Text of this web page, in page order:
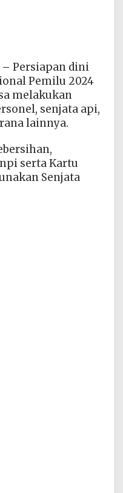
– Persiapan dini
Pemilu 2024
melakukan
senjata api,
lainnya.
serta Kartu
Senjata